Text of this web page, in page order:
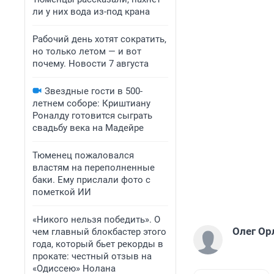
ли у них вода из-под крана
Рабочий день хотят сократить,
но только летом — и вот
почему. Новости 7 августа
Звездные гости в 500-
летнем соборе: Криштиану
Роналду готовится сыграть
свадьбу века на Мадейре
Тюменец пожаловался
властям на переполненные
баки. Ему прислали фото с
пометкой ИИ
«Никого нельзя победить». О
чем главный блокбастер этого
года, который бьет рекорды в
прокате: честный отзыв на
«Одиссею» Нолана
Олег